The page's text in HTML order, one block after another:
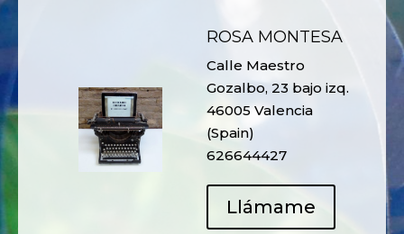
ROSA MONTESA
Calle Maestro
Gozalbo, 23 bajo izq.
46005 Valencia
(Spain)
626644427
Llámame